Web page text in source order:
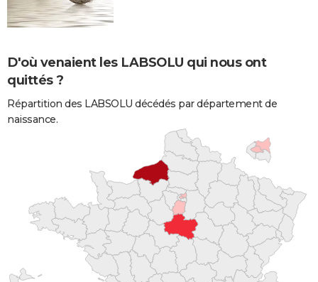
D'où venaient les LABSOLU qui nous ont
quittés ?
Répartition des LABSOLU décédés par département de
naissance.